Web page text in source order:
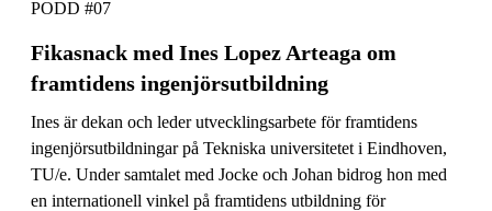
PODD #07
Fikasnack med Ines Lopez Arteaga om
framtidens ingenjörsutbildning
Ines är dekan och leder utvecklingsarbete för framtidens
ingenjörsutbildningar på Tekniska universitetet i Eindhoven,
TU/e. Under samtalet med Jocke och Johan bidrog hon med
en internationell vinkel på framtidens utbildning för